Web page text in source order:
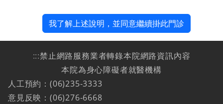
我了解上述說明，並同意繼續掛此門診
:::禁止網路服務業者轉錄本院網路資訊內容
本院為身心障礙者就醫機構
人工預約：(06)235-3333
意見反映：(06)276-6668